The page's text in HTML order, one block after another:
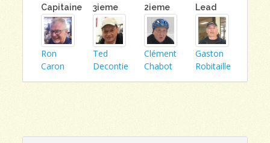
Capitaine
Ron
Caron
3ieme
Ted
Decontie
2ieme
Clément
Chabot
Lead
Gaston
Robitaille